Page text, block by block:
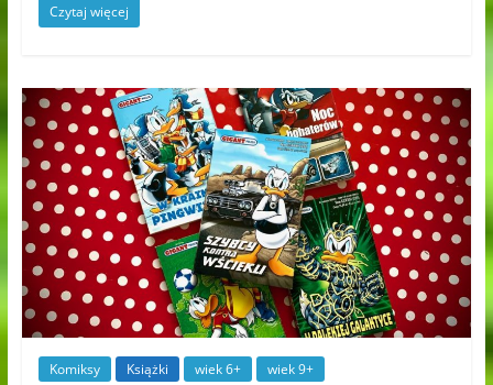
Czytaj więcej
Komiksy Książki wiek 6+ wiek 9+